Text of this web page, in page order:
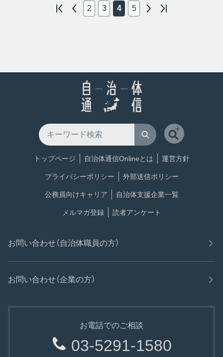
2 3 4 5
トップページ 自治体通信Onlineとは 運営方針
プライバシーポリシー 外部送信ポリシー
公務員向けキャリア 自治体支援企業一覧
メルマガ登録 読者アンケート
お問い合わせ（自治体職員の方）
お問い合わせ（企業の方）
お電話でのご相談
03-5291-1580